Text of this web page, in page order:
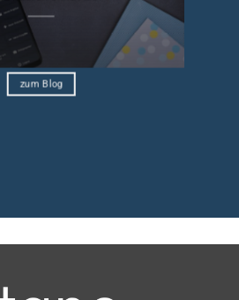
zum Blog